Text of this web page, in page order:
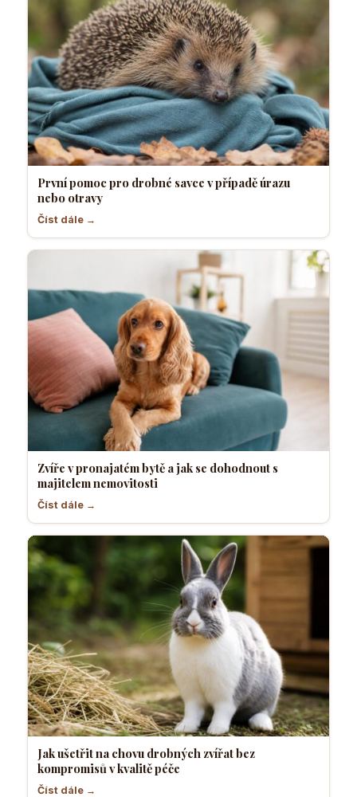
První pomoc pro drobné savce v případě úrazu
nebo otravy
Číst dále →
Zvíře v pronajatém bytě a jak se dohodnout s
majitelem nemovitosti
Číst dále →
Jak ušetřit na chovu drobných zvířat bez
kompromisů v kvalitě péče
Číst dále →